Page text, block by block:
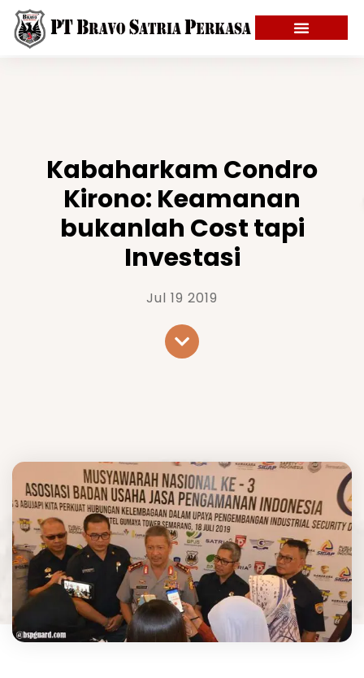
Kabaharkam Condro
Kirono: Keamanan
bukanlah Cost tapi
Investasi
Jul 19 2019